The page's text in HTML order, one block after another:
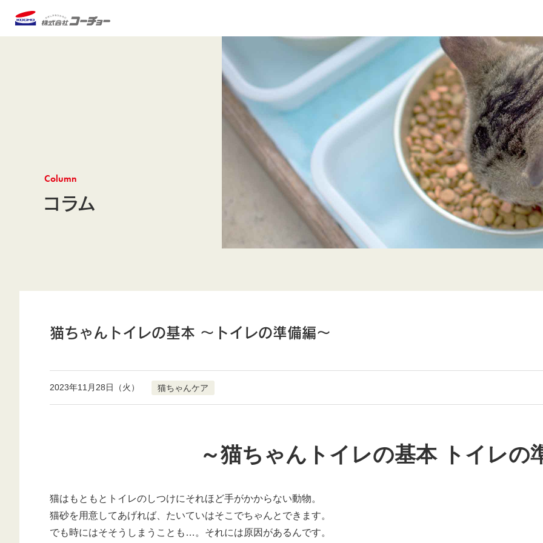
Column
コラム
猫ちゃんトイレの基本 ～トイレの準備編～
2023年11月28日（火） 猫ちゃんケア
～猫ちゃんトイレの基本 トイレの
猫はもともとトイレのしつけにそれほど手がかからない動物。
猫砂を用意してあげれば、たいていはそこでちゃんとできます。
でも時にはそそうしまうことも…。それには原因があるんです。